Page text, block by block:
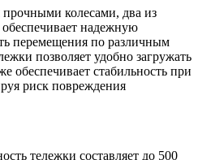
колесами, два из
надежную
перемещения по различным
позволяет удобно загружать
обеспечивает стабильность при
риск повреждения
тележки составляет до 500